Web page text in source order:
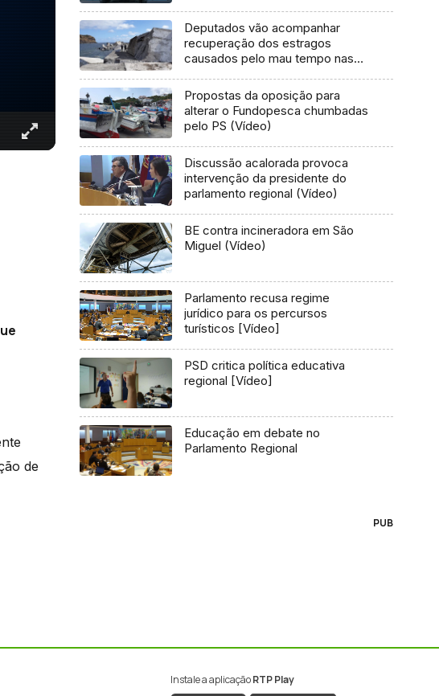
de
Deputados vão acompanhar
recuperação dos estragos
causados pelo mau tempo nas
Propostas da oposição para
alterar o Fundopesca chumbadas
pelo PS (Vídeo)
Discussão acalorada provoca
intervenção da presidente do
parlamento regional (Vídeo)
BE contra incineradora em São
Miguel (Vídeo)
Parlamento recusa regime
jurídico para os percursos
turísticos [Vídeo]
PSD critica política educativa
regional [Vídeo]
Educação em debate no
Parlamento Regional
PUB
Instale a aplicaçãoRTP Play